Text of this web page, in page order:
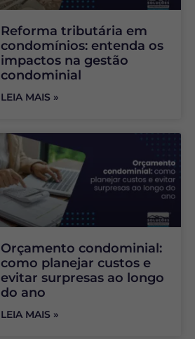
Reforma tributária em
condomínios: entenda os
impactos na gestão
condominial
LEIA MAIS »
Orçamento condominial:
como planejar custos e
evitar surpresas ao longo
do ano
LEIA MAIS »